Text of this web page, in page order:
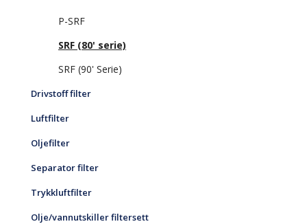
P-SRF
SRF (80' serie)
SRF (90' Serie)
Drivstoff filter
Luftfilter
Oljefilter
Separator filter
Trykkluftfilter
Olje/vannutskiller filtersett